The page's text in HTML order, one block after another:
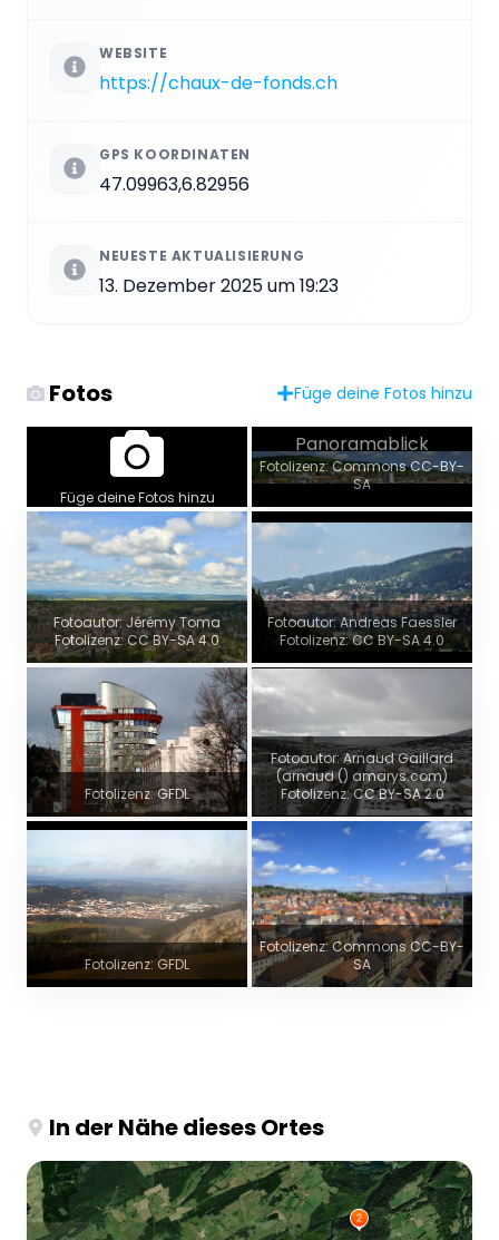
WEBSITE
https://chaux-de-fonds.ch
GPS KOORDINATEN
47.09963,6.82956
NEUESTE AKTUALISIERUNG
13. Dezember 2025 um 19:23
Fotos Füge deine Fotos hinzu
Füge deine Fotos hinzu
Panoramablick
Fotolizenz: Commons CC-BY-
SA
Fotoautor: Jérémy Toma
Fotolizenz: CC BY-SA 4.0
Fotoautor: Andreas Faessler
Fotolizenz: CC BY-SA 4.0
Fotolizenz: GFDL
Fotoautor: Arnaud Gaillard
(arnaud () amarys.com)
Fotolizenz: CC BY-SA 2.0
Fotolizenz: GFDL
Fotolizenz: Commons CC-BY-
SA
In der Nähe dieses Ortes